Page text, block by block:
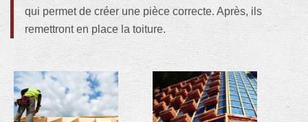
qui permet de créer une pièce correcte. Après, ils
remettront en place la toiture.